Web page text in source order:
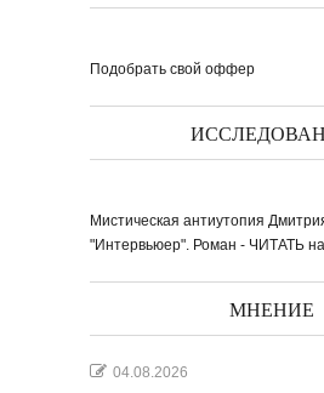
Подобрать свой оффер
Мистическая антиутопия
"Интервьюер". Роман - ЧИТАТЬ
МНЕНИЕ
04.08.2026